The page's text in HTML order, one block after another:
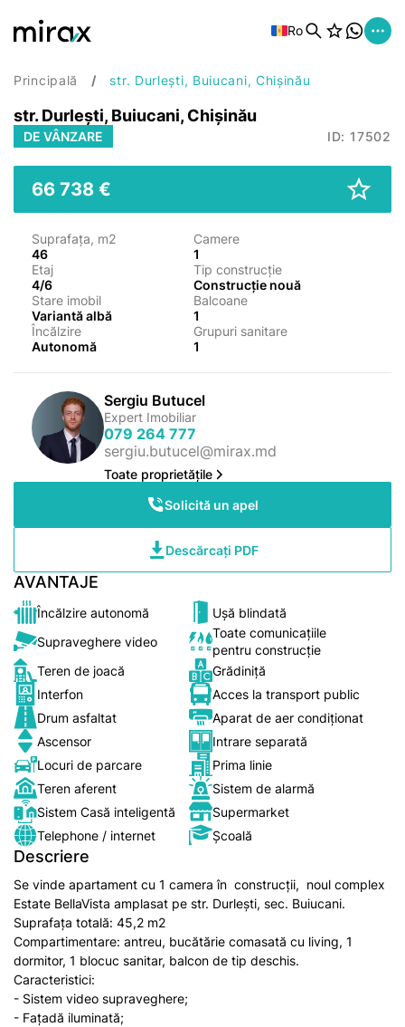
Ro
Principală str. Durlești, Buiucani, Chișinău
str. Durlești, Buiucani, Chișinău
DE VÂNZARE ID: 17502
66 738 €
Suprafața, m2
46
Camere
1
Etaj
4/6
Tip construcție
Construcție nouă
Stare imobil
Variantă albă
Balcoane
1
Încălzire
Autonomă
Grupuri sanitare
1
Sergiu Butucel
Expert Imobiliar
079 264 777
sergiu.butucel@mirax.md
Toate proprietățile
Solicită un apel
Descărcați PDF
AVANTAJE
Încălzire autonomă
Ușă blindată
Supraveghere video
Toate comunicațiile
pentru construcție
Teren de joacă
Grădiniță
Interfon
Acces la transport public
Drum asfaltat
Aparat de aer condiționat
Ascensor
Intrare separată
Locuri de parcare
Prima linie
Teren aferent
Sistem de alarmă
Sistem Casă inteligentă
Supermarket
Telephone / internet
Școală
Descriere
Se vinde apartament cu 1 camera în construcții, noul complex
Estate BellaVista amplasat pe str. Durlești, sec. Buiucani.
Suprafața totală: 45,2 m2
Compartimentare: antreu, bucătărie comasată cu living, 1
dormitor, 1 blocuc sanitar, balcon de tip deschis.
Caracteristici:
- Sistem video supraveghere;
- Fațadă iluminată;